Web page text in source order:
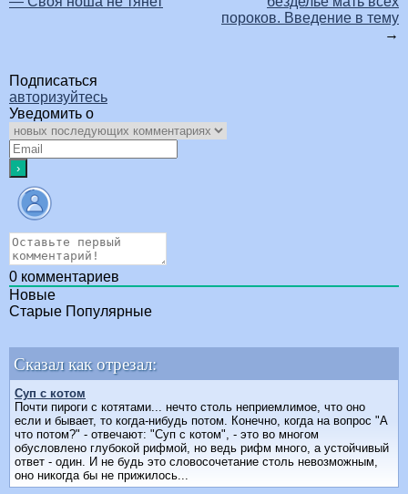
пороков. Введение в тему
→
Подписаться
авторизуйтесь
Уведомить о
0 комментариев
Новые
Старые Популярные
Сказал как отрезал:
Суп с котом
Почти пироги с котятами... нечто столь неприемлимое, что оно
если и бывает, то когда-нибудь потом. Конечно, когда на вопрос "А
что потом?" - отвечают: "Суп с котом", - это во многом
обусловлено глубокой рифмой, но ведь рифм много, а устойчивый
ответ - один. И не будь это словосочетание столь невозможным,
оно никогда бы не прижилось...